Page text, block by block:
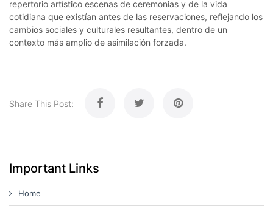
repertorio artístico escenas de ceremonias y de la vida
cotidiana que existían antes de las reservaciones, reflejando los
cambios sociales y culturales resultantes, dentro de un
contexto más amplio de asimilación forzada.
Share This Post:
Important Links
Home